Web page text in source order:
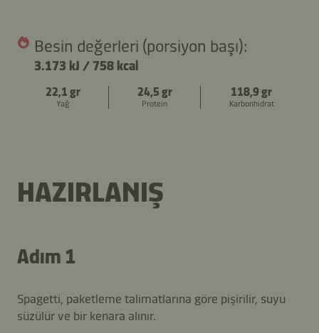
Besin değerleri (porsiyon başı):
3.173 kJ / 758 kcal
22,1 gr
Yağ
24,5 gr
Protein
118,9 gr
Karbonhidrat
HAZIRLANIŞ
Adım 1
Spagetti, paketleme talimatlarına göre pişirilir, suyu
süzülür ve bir kenara alınır.